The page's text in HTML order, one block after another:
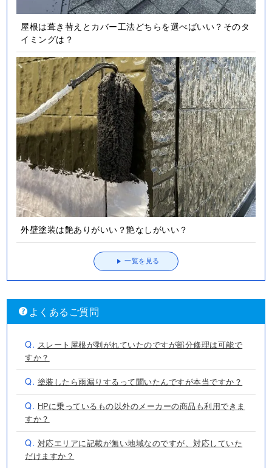
屋根は葺き替えとカバー工法どちらを選べばいい？そのタ
イミングは？
外壁塗装は艶ありがいい？艶なしがいい？
一覧を見る
よくあるご質問
Q. スレート屋根が剥がれていたのですが部分修理は可能で
すか？
Q. 塗装したら雨漏りするって聞いたんですが本当ですか？
Q. HPに乗っているもの以外のメーカーの商品も利用できま
すか？
Q. 対応エリアに記載が無い地域なのですが、対応していた
だけますか？